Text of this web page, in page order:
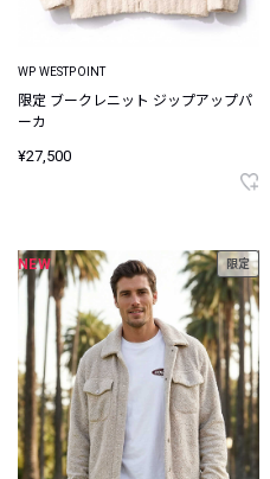
WP WESTPOINT
限定 ブークレニット ジップアップパ
ーカ
¥27,500
NEW 限定